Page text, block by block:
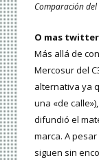
Comparación del
O mas
Más allá de
Mercosur del
alternativa ya
una «de
difundió el
marca. A
siguen sin